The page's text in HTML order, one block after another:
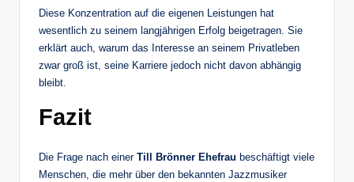
Diese Konzentration auf die eigenen Leistungen hat
wesentlich zu seinem langjährigen Erfolg beigetragen. Sie
erklärt auch, warum das Interesse an seinem Privatleben
zwar groß ist, seine Karriere jedoch nicht davon abhängig
bleibt.
Fazit
Die Frage nach einer Till Brönner Ehefrau beschäftigt viele
Menschen, die mehr über den bekannten Jazzmusiker